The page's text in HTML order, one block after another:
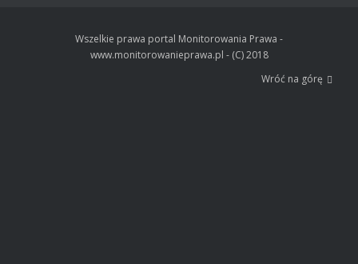
Wszelkie prawa portal Monitorowania Prawa -
www.monitorowanieprawa.pl - (C) 2018
Wróć na górę